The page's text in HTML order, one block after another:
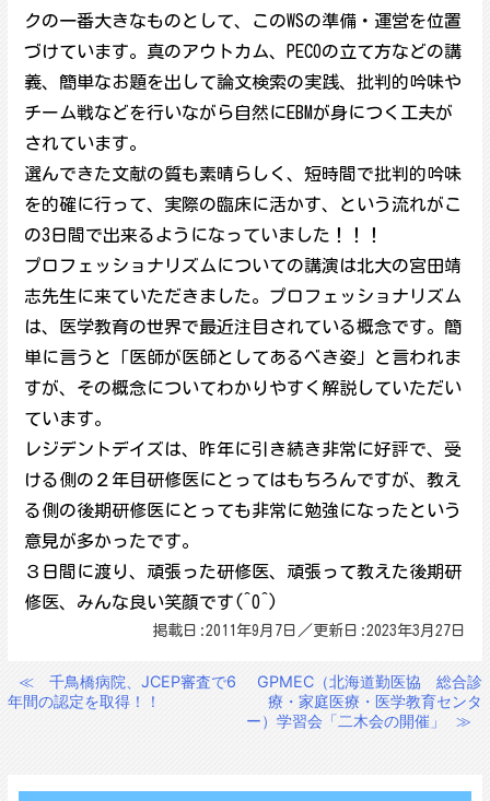
クの一番大きなものとして、このWSの準備・運営を位置
づけています。真のアウトカム、PECOの立て方などの講
義、簡単なお題を出して論文検索の実践、批判的吟味や
チーム戦などを行いながら自然にEBMが身につく工夫が
されています。
選んできた文献の質も素晴らしく、短時間で批判的吟味
を的確に行って、実際の臨床に活かす、という流れがこ
の3日間で出来るようになっていました！！！
プロフェッショナリズムについての講演は北大の宮田靖
志先生に来ていただきました。プロフェッショナリズム
は、医学教育の世界で最近注目されている概念です。簡
単に言うと「医師が医師としてあるべき姿」と言われま
すが、その概念についてわかりやすく解説していただい
ています。
レジデントデイズは、昨年に引き続き非常に好評で、受
ける側の２年目研修医にとってはもちろんですが、教え
る側の後期研修医にとっても非常に勉強になったという
意見が多かったです。
３日間に渡り、頑張った研修医、頑張って教えた後期研
修医、みんな良い笑顔です(^O^)
掲載日:2011年9月7日／更新日:2023年3月27日
投≪
千鳥橋病院、JCEP審査で6
年間の認定を取得！！
GPMEC（北海道勤医協 総合診
療・家庭医療・医学教育センタ
ー）学習会「二木会の開催」
≫